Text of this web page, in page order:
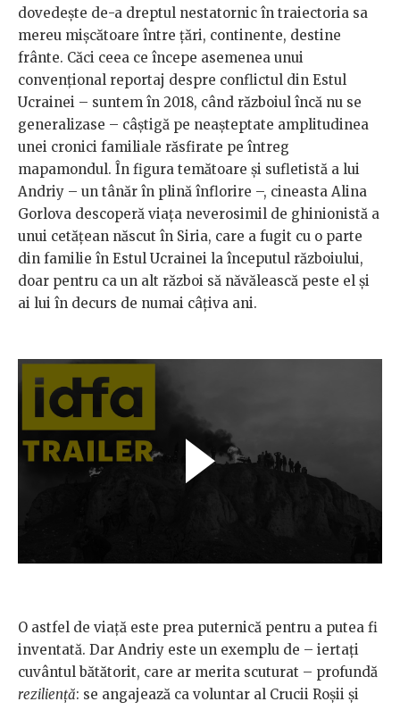
dovedește de-a dreptul nestatornic în traiectoria sa
mereu mișcătoare între țări, continente, destine
frânte. Căci ceea ce începe asemenea unui
convențional reportaj despre conflictul din Estul
Ucrainei – suntem în 2018, când războiul încă nu se
generalizase – câștigă pe neașteptate amplitudinea
unei cronici familiale răsfirate pe întreg
mapamondul. În figura temătoare și sufletistă a lui
Andriy – un tânăr în plină înflorire –, cineasta Alina
Gorlova descoperă viața neverosimil de ghinionistă a
unui cetățean născut în Siria, care a fugit cu o parte
din familie în Estul Ucrainei la începutul războiului,
doar pentru ca un alt război să năvălească peste el și
ai lui în decurs de numai câțiva ani.
O astfel de viață este prea puternică pentru a putea fi
inventată. Dar Andriy este un exemplu de – iertați
cuvântul bătătorit, care ar merita scuturat – profundă
reziliență: se angajează ca voluntar al Crucii Roșii și